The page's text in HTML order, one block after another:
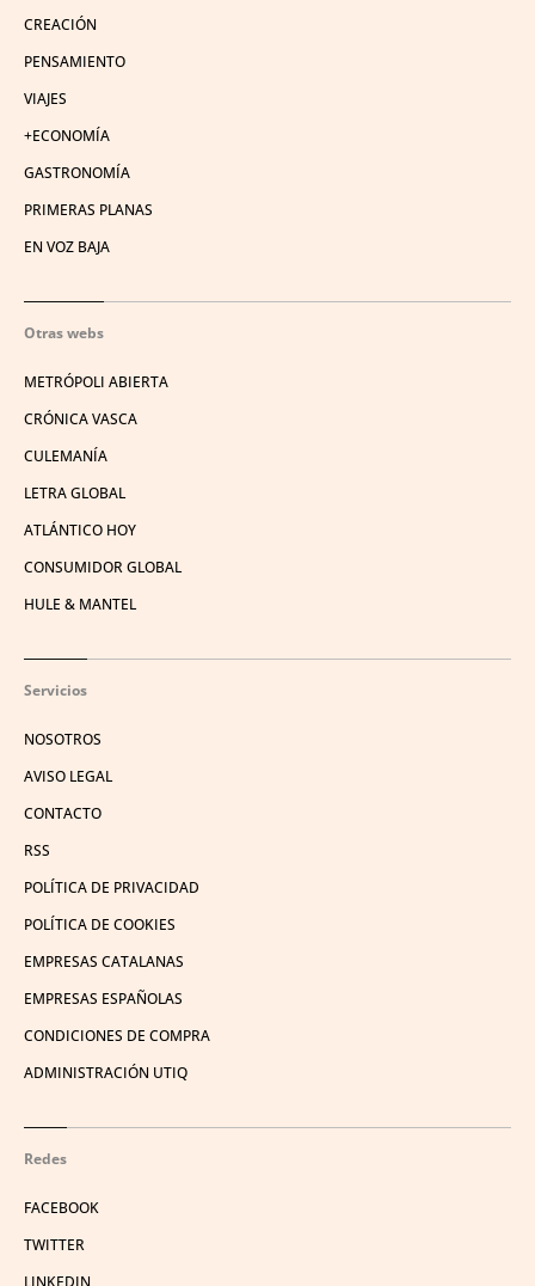
CREACIÓN
PENSAMIENTO
VIAJES
+ECONOMÍA
GASTRONOMÍA
PRIMERAS PLANAS
EN VOZ BAJA
Otras webs
METRÓPOLI ABIERTA
CRÓNICA VASCA
CULEMANÍA
LETRA GLOBAL
ATLÁNTICO HOY
CONSUMIDOR GLOBAL
HULE & MANTEL
Servicios
NOSOTROS
AVISO LEGAL
CONTACTO
RSS
POLÍTICA DE PRIVACIDAD
POLÍTICA DE COOKIES
EMPRESAS CATALANAS
EMPRESAS ESPAÑOLAS
CONDICIONES DE COMPRA
ADMINISTRACIÓN UTIQ
Redes
FACEBOOK
TWITTER
LINKEDIN